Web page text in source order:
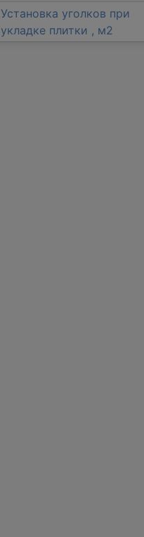
Установка уголков при
укладке плитки , м2